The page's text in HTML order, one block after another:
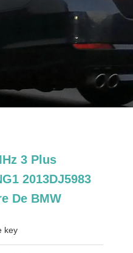
3 Plus
2013DJ5983
De BMW
key